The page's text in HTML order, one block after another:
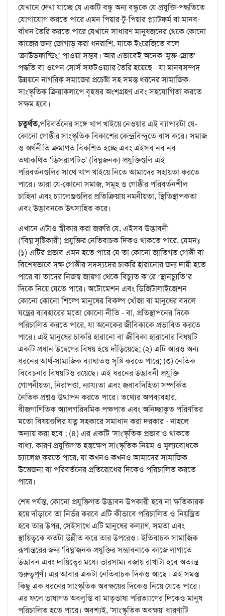
যেখানে দেখা যাচ্ছে যে একটি বন্ধু অন্য বন্ধুকে যে প্রযুক্তি-পদ্ধতিতে
যোগাযোগ করতে পারে এমন পিয়ার-টু-পিয়ার প্ল্যাটফর্ম বা মানব-
বাঁধন তৈরি করতে পারে যেখানে সাধারণ মানুষজনের থেকে কোনো
কাজের জন্য জোগাড় করা ধনরাশি, যাকে ইংরেজিতে বলে
'ক্রাউডফান্ডিং’ পাওয়া সম্ভব। আর এভাবেই অনেক 'মুক্ত-স্রোত'
পদ্ধতি বা ওপেন সোর্স সফ্টওয়্যার তৈরি হয়েছে - যা মানবসম্পদ
উন্নয়নে নাগরিক সমাজের প্রচেষ্টা সহ সমস্ত ধরনের সামাজিক-
সাংস্কৃতিক ক্রিয়াকলাপে বৃহত্তর অংশগ্রহণ এবং সহযোগিতা করতে
সক্ষম হবে।
চতুর্থত,পরিবর্তনের সঙ্গে খাপ খাইয়ে নেওয়ার এই ব্যাপারটা যে-
কোনো গোষ্ঠীর সাংস্কৃতিক বিকাশের কেন্দ্রবিন্দুতে বাস করে। সমাজ
ও অর্থনীতি ক্রমাগত বিকশিত হচ্ছে এবং এইসব নব নব
তথাকথিত 'ডিসরাপটিভ' (বিঘ্নজনক) প্রযুক্তিগুলি এই
পরিবর্তনগুলির সাথে খাপ খাইয়ে নিতে আমাদের সহায়তা করতে
পারে। তারা যে-কোনো সমাজ, সমূহ ও গোষ্ঠীর পরিবর্তনশীল
চাহিদা এবং চ্যালেঞ্জগুলির প্রতিক্রিয়ায় নমনীয়তা, স্থিতিস্থাপকতা
এবং উদ্ভাবনকে উৎসাহিত করে।
এখানে এটাও স্বীকার করা জরুরি যে, এইসব উদ্ভাবনী
('বিঘ্ন'সৃষ্টিকারী) প্রযুক্তির নেতিবাচক দিকও থাকতে পারে, যেমনঃ
(১) এটির প্রভাব এমন হতে পারে যে তা কোনো জাতিগত গোষ্ঠী বা
বিশেষভাবে দক্ষ গোষ্ঠীর সদস্যদের চাকরি হারানোর জন্য দায়ী হতে
পারে বা তাদের নিজস্ব জায়গা থেকে বিচ্যুত ক’রে ‘স্থানচ্যুতি’র
দিকে নিয়ে যেতে পারে। অটোমেশন এবং ডিজিটালাইজেশন
কোনো কোনো শিল্পে মানুষের বিকল্প খোঁজা বা মানুষের বদলে
যন্ত্রের ব্যবহারের মতো কোনো নীতি - বা, প্রতিস্থাপনের দিকে
পরিচালিত করতে পারে, যা অনেকের জীবিকাকে প্রভাবিত করতে
পারে। এই মানুষের চাকরি হারানো বা জীবিকা হারানোর বিষয়টি
একটি প্রধান উদ্বেগের বিষয় হয়ে দাঁড়িয়েছে; (২) এটি আরও অন্য
ধরনের আর্থ-সামাজিক ব্যাঘাতও সৃষ্টি করতে পারে; (৩) নৈতিক
বিবেচনার বিষয়টিও রয়েছে। এই ধরনের উদ্ভাবনী প্রযুক্তি
গোপনীয়তা, নিরাপত্তা, ন্যায্যতা এবং জবাবদিহিতা সম্পর্কিত
নৈতিক প্রশ্নও উত্থাপন করতে পারে। তথ্যের অপব্যবহার,
বীজগাণিতিক অ্যালগরিদমিক পক্ষপাত এবং অনিচ্ছাকৃত পরিণতির
মতো বিষয়গুলির যত্ন সহকারে সমাধান করা দরকার - নাহলে
অন্যায় করা হবে ; (৪) এর একটি 'সাংস্কৃতিক প্রভাব'ও থাকতে
বাধ্য, কারণ প্রযুক্তিগত হস্তক্ষেপ সাংস্কৃতিক নিয়ম ও মূল্যবোধকে
চ্যালেঞ্জ করতে পারে, যা কখনও কখনও আমাদের সামাজিক
উত্তেজনা বা পরিবর্তনের প্রতিরোধের দিকেও পরিচালিত করতে
পারে।
শেষ পর্যন্ত, কোনো প্রযুক্তিগত উদ্ভাবন উপকারী হবে না ক্ষতিকারক
হয়ে দাঁড়াবে তা নির্ভর করবে এটি কীভাবে পরিচালিত ও নিয়ন্ত্রিত
হবে তার উপর, সেইসাথে এটি মানুষের কল্যাণ, সমতা এবং
স্থায়িত্বকে কতটা উন্নীত করে তার উপরেও। ইতিবাচক সামাজিক
রূপান্তরের জন্য 'বিঘ্ন'জনক প্রযুক্তির সম্ভাবনাকে কাজে লাগাতে
উদ্ভাবন এবং দায়িত্বের মধ্যে ভারসাম্য বজায় রাখাটা হবে অত্যন্ত
গুরুত্বপূর্ণ। এর আবার একটা নেতিবাচক দিকও আছে। এই সমস্ত
কিছু এক ধরনের সাংস্কৃতিক অবক্ষয়ের দিকেও নিয়ে যেতে পারে।
এর ফলে ভাষাগত অবলুপ্তি বা মাতৃভাষা পরিত্যাগের দিকেও মানুষ
পরিচালিত হতে পারে। অবশ্যই, 'সাংস্কৃতিক অবক্ষয়' ধারণাটি